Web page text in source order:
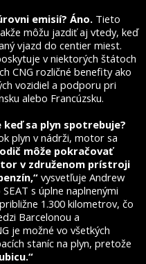
emisií? Áno. Tieto
môžu jazdiť aj vtedy, keď
vjazd do centier miest.
v niektorých štátoch
CNG rozličné benefity ako
vozidiel a podporu pri
alebo Francúzsku.
keď sa plyn spotrebuje?
plyn v nádrži, motor sa
môže pokračovať
v združenom prístroji
vysvetľuje Andrew
s úplne naplnenými
1.300 kilometrov, čo
Barcelonou a
je možné vo všetkých
staníc na plyn, pretože